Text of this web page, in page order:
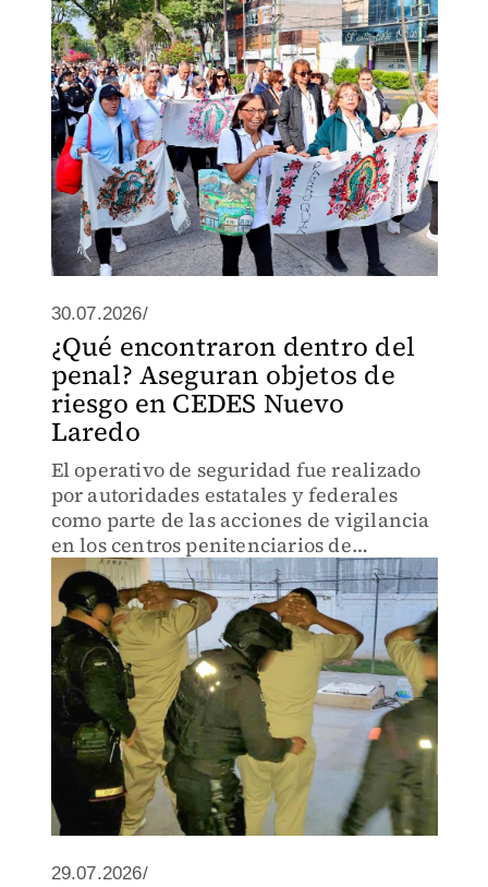
30.07.2026/
¿Qué encontraron dentro del
penal? Aseguran objetos de
riesgo en CEDES Nuevo
Laredo
El operativo de seguridad fue realizado
por autoridades estatales y federales
como parte de las acciones de vigilancia
en los centros penitenciarios de
Tamaulipas.
29.07.2026/